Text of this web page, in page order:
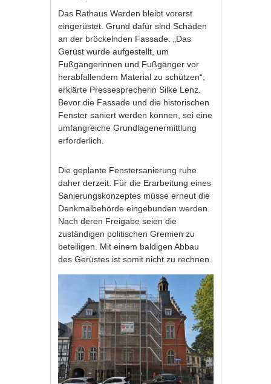
Das Rathaus Werden bleibt vorerst
eingerüstet. Grund dafür sind Schäden
an der bröckelnden Fassade. „Das
Gerüst wurde aufgestellt, um
Fußgängerinnen und Fußgänger vor
herabfallendem Material zu schützen“,
erklärte Pressesprecherin Silke Lenz.
Bevor die Fassade und die historischen
Fenster saniert werden können, sei eine
umfangreiche Grundlagenermittlung
erforderlich.
Die geplante Fenstersanierung ruhe
daher derzeit. Für die Erarbeitung eines
Sanierungskonzeptes müsse erneut die
Denkmalbehörde eingebunden werden.
Nach deren Freigabe seien die
zuständigen politischen Gremien zu
beteiligen. Mit einem baldigen Abbau
des Gerüstes ist somit nicht zu rechnen.